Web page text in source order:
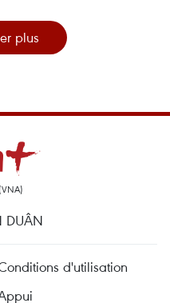
plus
DUÂN
d'utilisation